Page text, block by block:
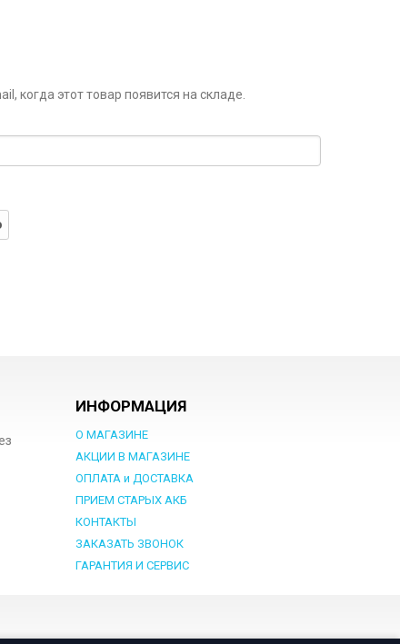
когда этот товар появится на складе.
ИНФОРМАЦИЯ
О МАГАЗИНЕ
АКЦИИ В МАГАЗИНЕ
ОПЛАТА и ДОСТАВКА
ПРИЕМ СТАРЫХ АКБ
КОНТАКТЫ
ЗАКАЗАТЬ ЗВОНОК
ГАРАНТИЯ И СЕРВИС